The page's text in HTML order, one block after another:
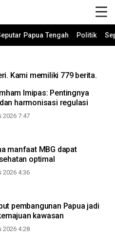
Papua Tengah Politik
Kami memiliki 779 berita.
Imipas: Pentingnya
harmonisasi regulasi
2026 7:47
manfaat MBG dapat
optimal
2026 4:36
pembangunan Papua jadi
kawasan
2026 4:28